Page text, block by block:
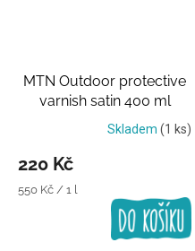
MTN Outdoor protective
varnish satin 400 ml
Transparentní lak
Skladem (1 ks)
220 Kč
Měrná
550 Kč / 1 l